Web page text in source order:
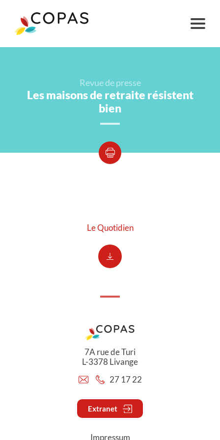
Revue de presse
Les maisons de retraite résistent
bien
Le Quotidien
7A rue de Turi
L-3378 Livange
27 17 22
Extranet
Impressum